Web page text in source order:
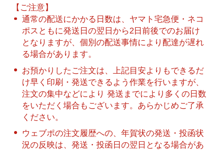
【ご注意】
通常の配送にかかる日数は、ヤマト宅急便・ネコ
ポスともに発送日の翌日から2日前後でのお届け
となりますが、個別の配送事情により配達が遅れ
る場合があります。
お預かりしたご注文は、上記目安よりもできるだ
け早く印刷・発送できるよう作業を行いますが、
注文の集中などにより 発送までにより多くの日数
をいただく場合もございます。あらかじめご了承
ください。
ウェブポの注文履歴への、年賀状の発送・投函状
況の反映は、発送・投函日の翌日となる場合があ